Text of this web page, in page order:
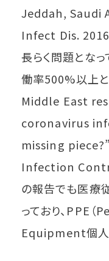
Jeddah, Saudi
Infect Dis. 2016
長らく問題とな
働率500%以上と
Middle East
coronavirus
missing
Infection
の報告でも医療
っており、PPE
Equipment個人